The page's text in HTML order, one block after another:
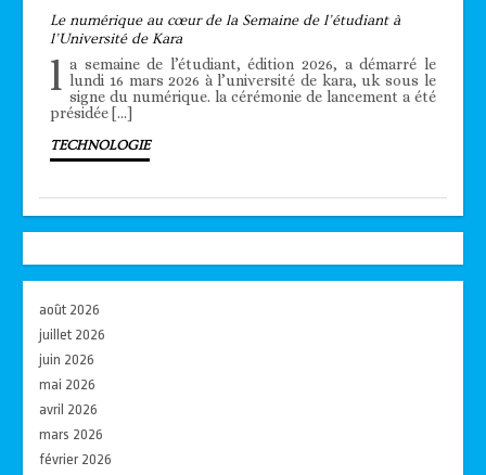
Le numérique au cœur de la Semaine de l’étudiant à
l’Université de Kara
l a semaine de l’étudiant, édition 2026, a démarré le
lundi 16 mars 2026 à l’université de kara, uk sous le
signe du numérique. la cérémonie de lancement a été
présidée […]
TECHNOLOGIE
août 2026
juillet 2026
juin 2026
mai 2026
avril 2026
mars 2026
février 2026